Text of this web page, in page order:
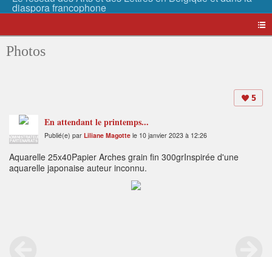
Photos
5
ADMINISTRATEUR
PARTENARIATS
En attendant le printemps...
Publié(e) par Liliane Magotte le 10 janvier 2023 à 12:26
Aquarelle 25x40Papier Arches grain fin 300grInspirée d'une
aquarelle japonaise auteur inconnu.